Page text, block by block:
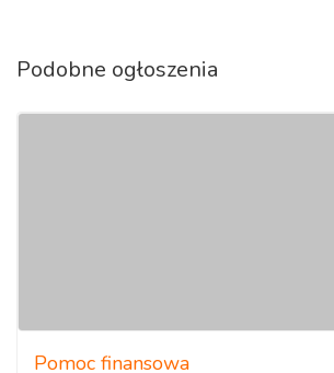
Podobne ogłoszenia
Pomoc finansowa